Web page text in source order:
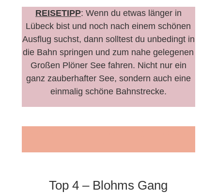
REISETIPP: Wenn du etwas länger in
Lübeck bist und noch nach einem schönen
Ausflug suchst, dann solltest du unbedingt in
die Bahn springen und zum nahe gelegenen
Großen Plöner See fahren. Nicht nur ein
ganz zauberhafter See, sondern auch eine
einmalig schöne Bahnstrecke.
Top 4 – Blohms Gang